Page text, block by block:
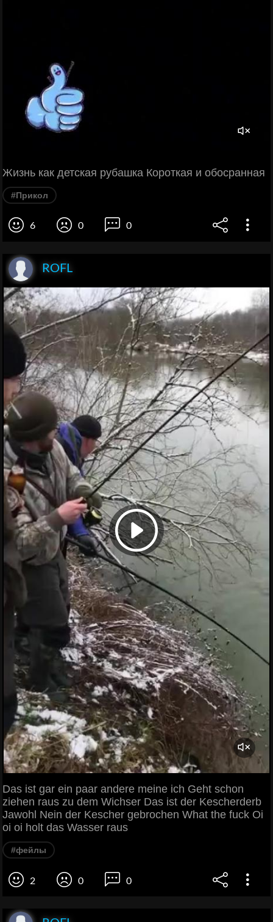
Жизнь как детская рубашка Короткая и обосранная
#Прикол
6 0 0
ROFL
Das ist gar ein paar andere meine ich Geht schon
ziehen raus zu dem Wichser Das ist der Kescherderb
Jawohl Nein der Kescher gebrochen What the fuck Oi
oi oi holt das Wasser raus
#фейлы
2 0 0